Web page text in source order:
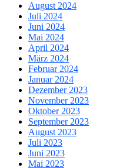
August 2024
Juli 2024
Juni 2024
Mai 2024
April 2024
März 2024
Februar 2024
Januar 2024
Dezember 2023
November 2023
Oktober 2023
September 2023
August 2023
Juli 2023
Juni 2023
Mai 2023